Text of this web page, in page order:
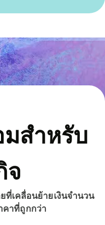
มสำหรับ
จ
ที่เคลื่อนย้ายเงินจำนวน
คาที่ถูกกว่า